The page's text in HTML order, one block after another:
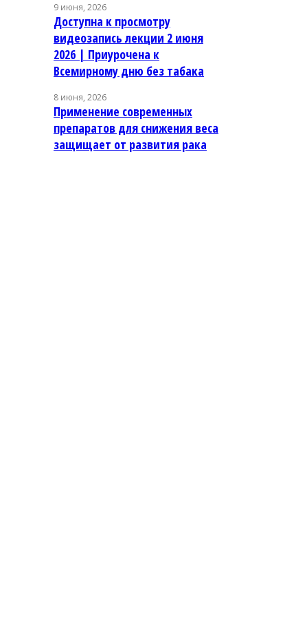
9 июня, 2026
Доступна к просмотру
видеозапись лекции 2 июня
2026 | Приурочена к
Всемирному дню без табака
8 июня, 2026
Применение современных
препаратов для снижения веса
защищает от развития рака